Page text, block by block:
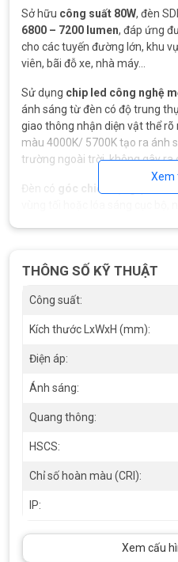
Sở hữu công suất 80W, đèn
6800 – 7200 lumen, đáp ứng
cho các tuyến đường lớn, khu
viên, bãi đỗ xe, nhà máy…
Sử dụng chip led công nghệ
ánh sáng từ đèn có độ trung
giao thông nhận diện vật thể
màu 4000K/ 5700K tạo ra ánh
trường ngoài trời, không gây ra
Đèn có góc chiếu rộng
, phủ
tiêu chuẩn
Xem
THÔNG SỐ KỸ THUẬT
Công suất:
Kích thước LxWxH (mm):
Điện áp:
Ánh sáng:
Quang thông:
HSCS:
Chỉ số hoàn màu (CRI):
IP:
Xem cấu